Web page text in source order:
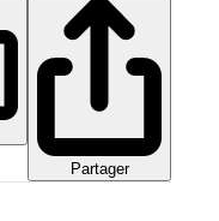
Partager